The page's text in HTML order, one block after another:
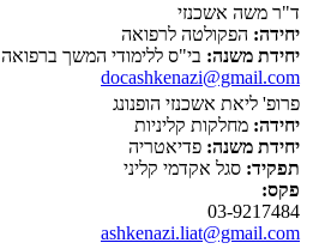
ד"ר משה אשכנזי
יחידה: הפקולטה לרפואה
יחידת משנה: בי"ס ללימודי המשך ברפואה
docashkenazi@gmail.com
פרופ' ליאת אשכנזי הופנונג
יחידה: מחלקות קליניות
יחידת משנה: פדיאטריה
תפקיד: סגל אקדמי קליני
פקס:
03-9217484
ashkenazi.liat@gmail.com